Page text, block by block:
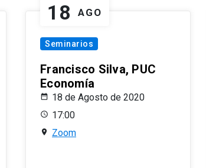
18 AGO
Seminarios
Francisco Silva, PUC
Economía
18 de Agosto de 2020
17:00
Zoom